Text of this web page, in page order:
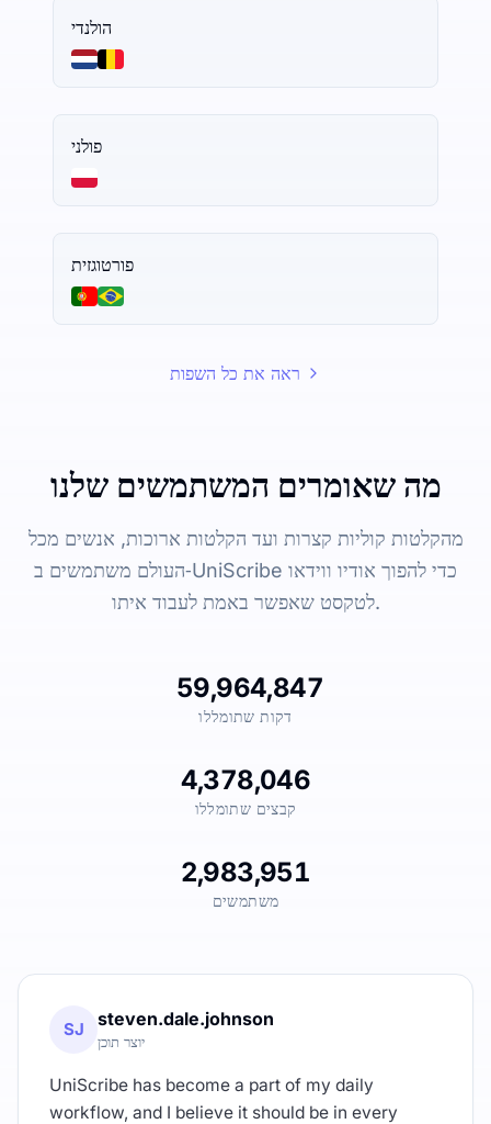
הולנדי
פולני
פורטוגזית
ראה את כל השפות
מה שאומרים המשתמשים שלנו
מהקלטות קוליות קצרות ועד הקלטות ארוכות, אנשים מכל
העולם משתמשים ב‑UniScribe כדי להפוך אודיו ווידאו
לטקסט שאפשר באמת לעבוד איתו.
59,964,847
דקות שתומללו
4,378,046
קבצים שתומללו
2,983,951
משתמשים
SJ steven.dale.johnson
יוצר תוכן
UniScribe has become a part of my daily
workflow, and I believe it should be in every